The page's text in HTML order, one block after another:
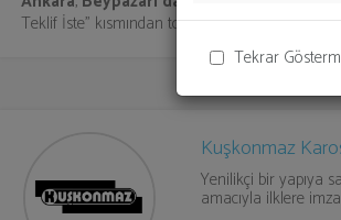
Tekrar
Teklif İste" kısmından toplu olarak teklif
Kuşkonmaz
Yenilikçi bir yapıya
amacıyla ilklere